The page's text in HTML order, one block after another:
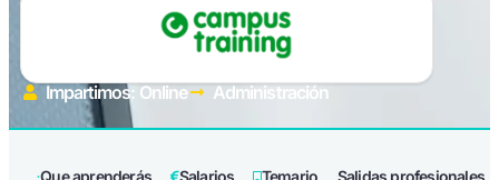
Impartimos: Online Administración
Que aprenderás Salarios Temario Salidas profesionales